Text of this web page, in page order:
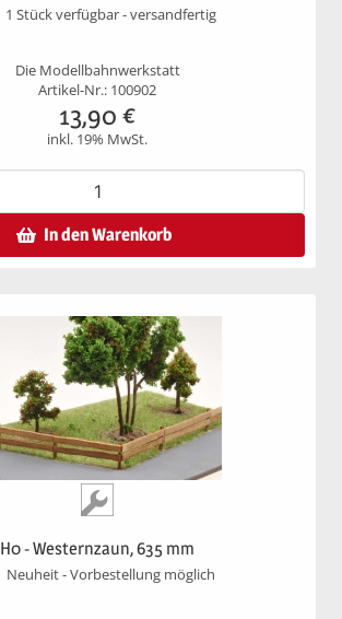
1 Stück verfügbar - versandfertig
Die Modellbahnwerkstatt
Artikel-Nr.: 100902
13,90 €
inkl. 19% MwSt.
In den Warenkorb
H0 - Westernzaun, 635 mm
Neuheit - Vorbestellung möglich